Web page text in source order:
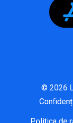
© 2026